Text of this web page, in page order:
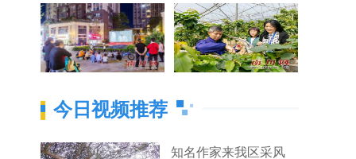
今日视频推荐
知名作家来我区采风